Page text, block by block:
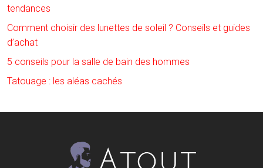
tendances
Comment choisir des lunettes de soleil ? Conseils et guides
d’achat
5 conseils pour la salle de bain des hommes
Tatouage : les aléas cachés